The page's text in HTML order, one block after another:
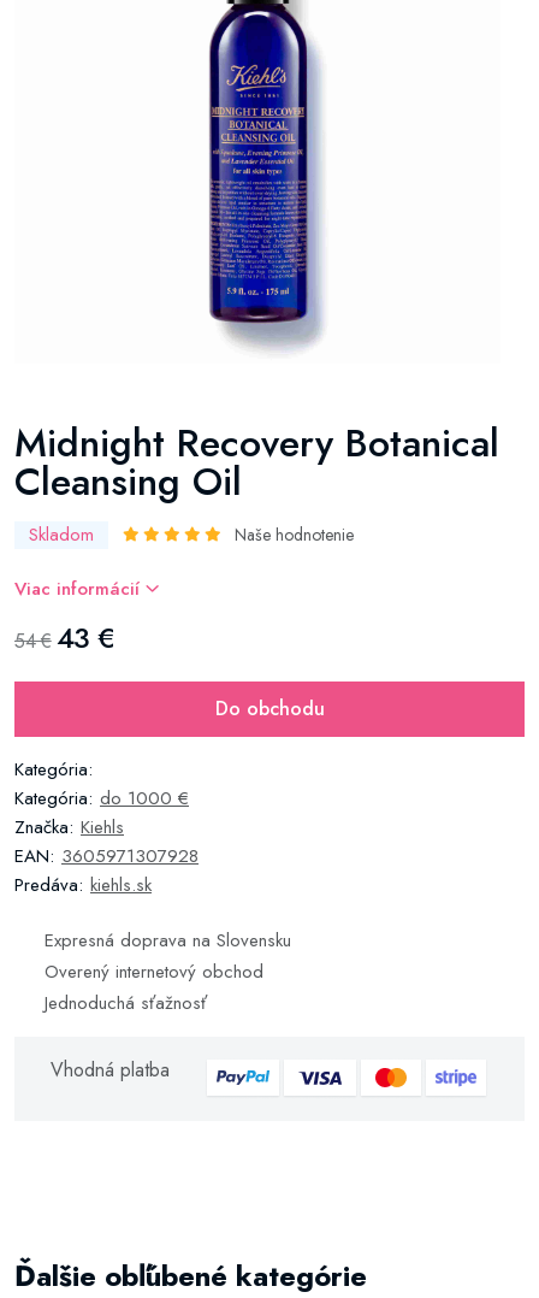
Midnight Recovery Botanical
Cleansing Oil
Skladom Naše hodnotenie
Viac informácií
54 €43 €
Do obchodu
Kategória:
Kategória: do 1000 €
Značka: Kiehls
EAN: 3605971307928
Predáva: kiehls.sk
Expresná doprava na Slovensku
Overený internetový obchod
Jednoduchá sťažnosť
Vhodná platba
Ďalšie obľúbené kategórie